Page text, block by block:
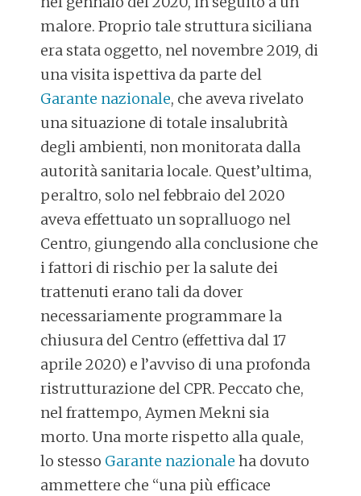
malore. Proprio tale struttura siciliana
era stata oggetto, nel novembre 2019, di
una visita ispettiva da parte del
Garante nazionale, che aveva rivelato
una situazione di totale insalubrità
degli ambienti, non monitorata dalla
autorità sanitaria locale. Quest’ultima,
peraltro, solo nel febbraio del 2020
aveva effettuato un sopralluogo nel
Centro, giungendo alla conclusione che
i fattori di rischio per la salute dei
trattenuti erano tali da dover
necessariamente programmare la
chiusura del Centro (effettiva dal 17
aprile 2020) e l’avviso di una profonda
ristrutturazione del CPR. Peccato che,
nel frattempo, Aymen Mekni sia
morto. Una morte rispetto alla quale,
lo stesso Garante nazionale ha dovuto
ammettere che “una più efficace